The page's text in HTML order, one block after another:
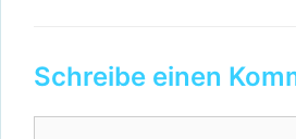
Schreibe einen